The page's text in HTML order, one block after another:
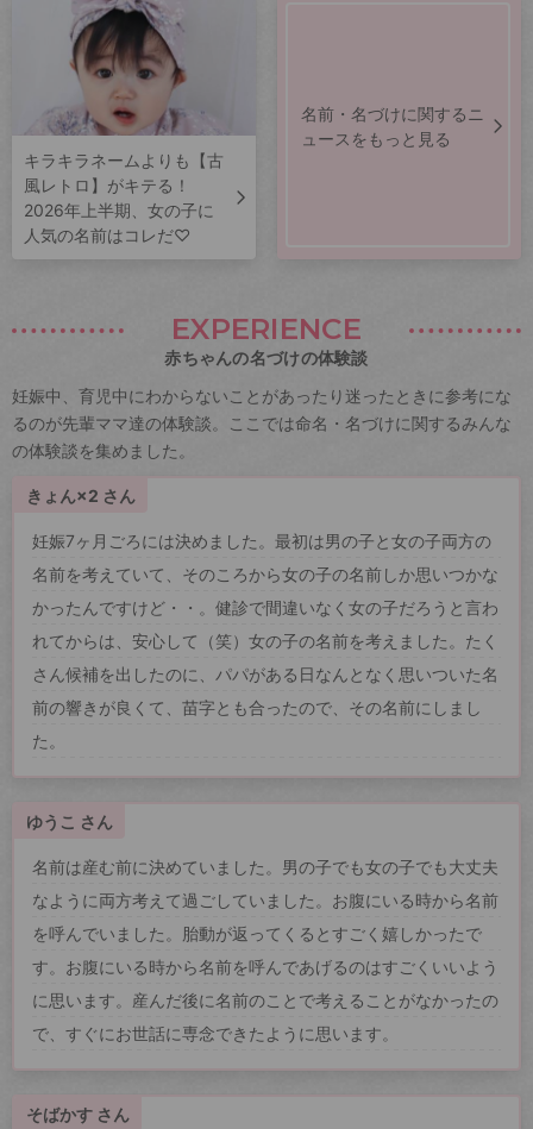
キラキラネームよりも【古
風レトロ】がキテる！
2026年上半期、女の子に
人気の名前はコレだ♡
名前・名づけに関するニ
ュースをもっと見る
EXPERIENCE
赤ちゃんの名づけの体験談
妊娠中、育児中にわからないことがあったり迷ったときに参考にな
るのが先輩ママ達の体験談。ここでは命名・名づけに関するみんな
の体験談を集めました。
きょん×2 さん
妊娠7ヶ月ごろには決めました。最初は男の子と女の子両方の
名前を考えていて、そのころから女の子の名前しか思いつかな
かったんですけど・・。健診で間違いなく女の子だろうと言わ
れてからは、安心して（笑）女の子の名前を考えました。たく
さん候補を出したのに、パパがある日なんとなく思いついた名
前の響きが良くて、苗字とも合ったので、その名前にしまし
た。
ゆうこ さん
名前は産む前に決めていました。男の子でも女の子でも大丈夫
なように両方考えて過ごしていました。お腹にいる時から名前
を呼んでいました。胎動が返ってくるとすごく嬉しかったで
す。お腹にいる時から名前を呼んであげるのはすごくいいよう
に思います。産んだ後に名前のことで考えることがなかったの
で、すぐにお世話に専念できたように思います。
そばかす さん